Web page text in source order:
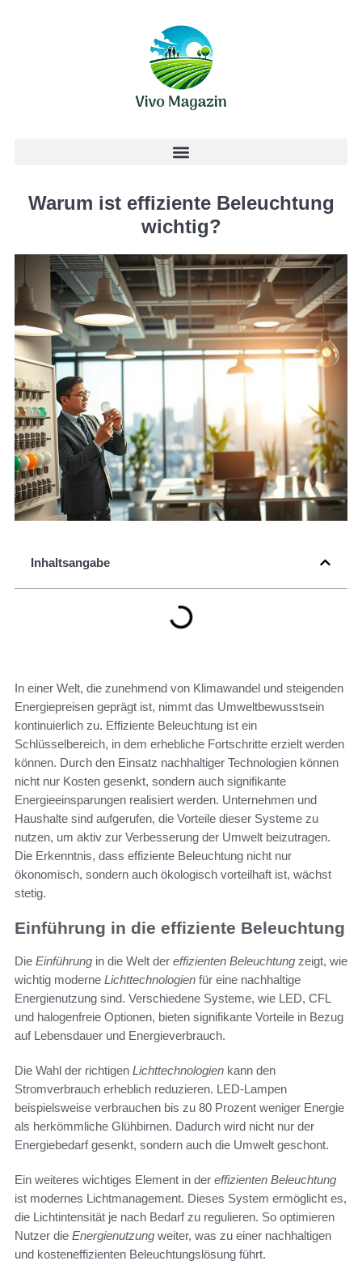
Warum ist effiziente Beleuchtung
wichtig?
Inhaltsangabe
In einer Welt, die zunehmend von Klimawandel und steigenden
Energiepreisen geprägt ist, nimmt das Umweltbewusstsein
kontinuierlich zu. Effiziente Beleuchtung ist ein
Schlüsselbereich, in dem erhebliche Fortschritte erzielt werden
können. Durch den Einsatz nachhaltiger Technologien können
nicht nur Kosten gesenkt, sondern auch signifikante
Energieeinsparungen realisiert werden. Unternehmen und
Haushalte sind aufgerufen, die Vorteile dieser Systeme zu
nutzen, um aktiv zur Verbesserung der Umwelt beizutragen.
Die Erkenntnis, dass effiziente Beleuchtung nicht nur
ökonomisch, sondern auch ökologisch vorteilhaft ist, wächst
stetig.
Einführung in die effiziente Beleuchtung
Die Einführung in die Welt der effizienten Beleuchtung zeigt, wie
wichtig moderne Lichttechnologien für eine nachhaltige
Energienutzung sind. Verschiedene Systeme, wie LED, CFL
und halogenfreie Optionen, bieten signifikante Vorteile in Bezug
auf Lebensdauer und Energieverbrauch.
Die Wahl der richtigen Lichttechnologien kann den
Stromverbrauch erheblich reduzieren. LED-Lampen
beispielsweise verbrauchen bis zu 80 Prozent weniger Energie
als herkömmliche Glühbirnen. Dadurch wird nicht nur der
Energiebedarf gesenkt, sondern auch die Umwelt geschont.
Ein weiteres wichtiges Element in der effizienten Beleuchtung
ist modernes Lichtmanagement. Dieses System ermöglicht es,
die Lichtintensität je nach Bedarf zu regulieren. So optimieren
Nutzer die Energienutzung weiter, was zu einer nachhaltigen
und kosteneffizienten Beleuchtungslösung führt.